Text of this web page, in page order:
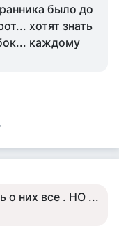
было до
хотят знать
каждому
о них все . НО ...